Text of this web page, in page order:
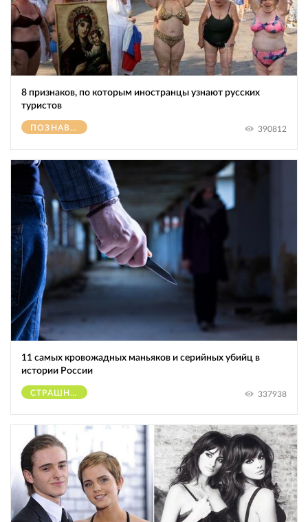
8 признаков, по которым иностранцы узнают русских
туристов
ПОЗНАВАТЕЛЬНОЕ 390812
11 самых кровожадных маньяков и серийных убийц в
истории России
СТРАШНОЕ 337938